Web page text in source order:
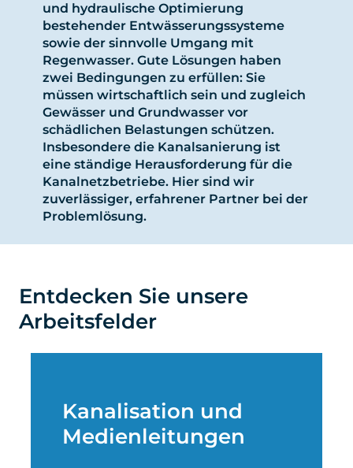
und hydraulische Optimierung
bestehender Entwässerungssysteme
sowie der sinnvolle Umgang mit
Regenwasser. Gute Lösungen haben
zwei Bedingungen zu erfüllen: Sie
müssen wirtschaftlich sein und zugleich
Gewässer und Grundwasser vor
schädlichen Belastungen schützen.
Insbesondere die Kanalsanierung ist
eine ständige Herausforderung für die
Kanalnetzbetriebe. Hier sind wir
zuverlässiger, erfahrener Partner bei der
Problemlösung.
Entdecken Sie unsere
Arbeitsfelder
Kanalisation und
Medienleitungen